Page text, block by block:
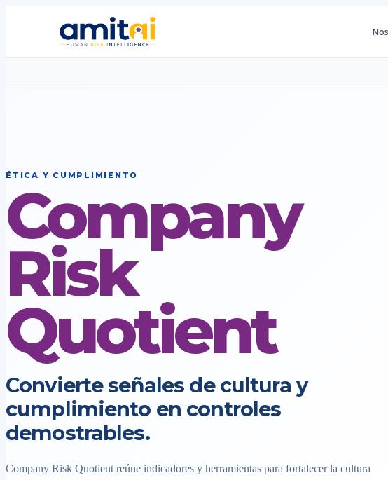
ÉTICA Y CUMPLIMIENTO
Company
Risk
Quotient
Convierte señales de cultura y
cumplimiento en controles
demostrables.
Company Risk Quotient reúne indicadores y herramientas para fortalecer la cultura